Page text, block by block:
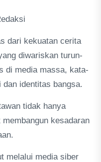
dari kekuatan cerita
diwariskan turun-
di media massa, kata-
identitas bangsa.
tidak hanya
kesadaran
melalui media siber